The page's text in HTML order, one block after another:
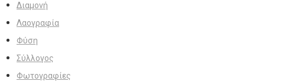
Διαμονή
Λαογραφία
Φύση
Σύλλογος
Φωτογραφίες